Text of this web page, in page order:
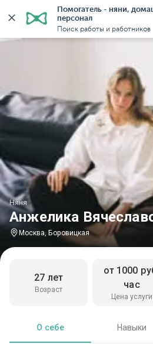
Помогатель - няни,
персонал
Поиск работы и работников
Главная Няни Няни в
Анжелика
Няня
Москва, Боровицкая
Возраст
27 лет
Цена услуги
от 1000
час
О себе Навыки